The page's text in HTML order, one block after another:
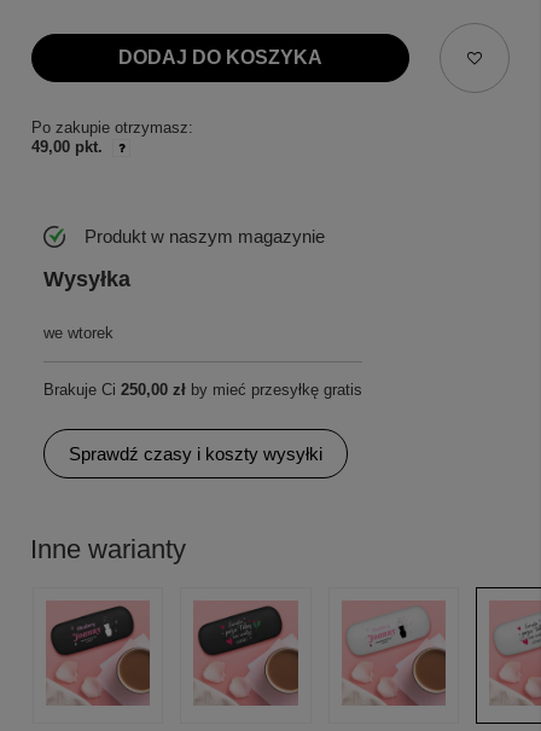
DODAJ DO KOSZYKA
Po zakupie otrzymasz:
49,00 pkt.
Produkt w naszym magazynie
Wysyłka
we wtorek
Brakuje Ci 250,00 zł by mieć przesyłkę gratis
Sprawdź czasy i koszty wysyłki
Inne warianty